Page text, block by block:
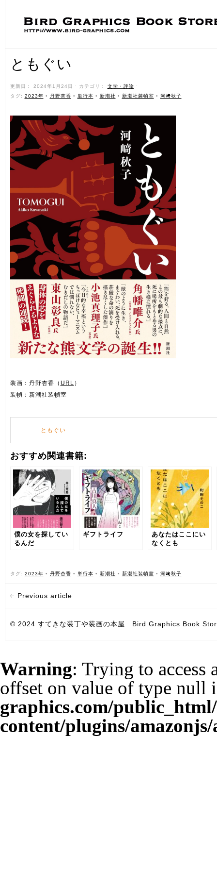
ともぐい
更新日： 2024年1月24日 ˑ カテゴリ： 文学・評論 ˑ
タグ: 2023年 • 丹野杏香 • 単行本 • 新潮社 • 新潮社装幀室 • 河﨑秋子
装画：丹野杏香（ URL ）
装幀：新潮社装幀室
ともぐい
おすすめ関連書籍:
僕の女を探してい
るんだ
ギフトライフ
あなたはここにい
なくとも
タグ: 2023年 • 丹野杏香 • 単行本 • 新潮社 • 新潮社装幀室 • 河﨑秋子
Previous article
© 2024 すてきな装丁や装画の本屋 Bird Graphics Book
Warning: Trying to access
offset on value of type null
graphics.com/
content/plugins/